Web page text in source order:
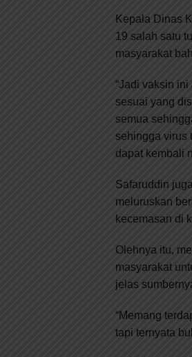
Kepala Dinas
19 salah satu
masyarakat
“Jadi vaksin
sesuai yang
semua
sehingga virus
dapat kembali
Safaruddin
meluruskan
kecemasan di
Olehnya itu,
masyarakat
jelas
“Memang
tapi ternyata